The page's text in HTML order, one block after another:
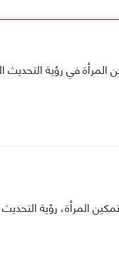
المرأة في رؤية
المرأة، رؤية